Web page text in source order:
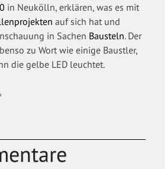
in Neukölln, erklären, was es mit
auf sich hat und
in Sachen Bausteln. Der
zu Wort wie einige Baustler,
die gelbe LED leuchtet.